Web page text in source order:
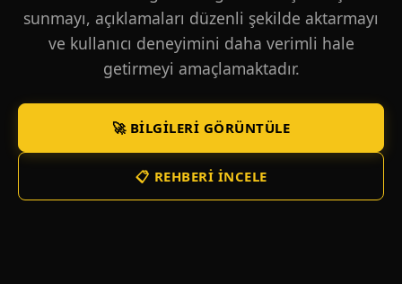
sunmayı, açıklamaları düzenli şekilde aktarmayı
ve kullanıcı deneyimini daha verimli hale
getirmeyi amaçlamaktadır.
🚀 BILGILERI GÖRÜNTÜLE
📋 REHBERI İNCELE